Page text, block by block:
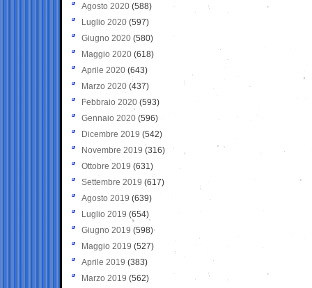
Agosto 2020 (588)
Luglio 2020 (597)
Giugno 2020 (580)
Maggio 2020 (618)
Aprile 2020 (643)
Marzo 2020 (437)
Febbraio 2020 (593)
Gennaio 2020 (596)
Dicembre 2019 (542)
Novembre 2019 (316)
Ottobre 2019 (631)
Settembre 2019 (617)
Agosto 2019 (639)
Luglio 2019 (654)
Giugno 2019 (598)
Maggio 2019 (527)
Aprile 2019 (383)
Marzo 2019 (562)